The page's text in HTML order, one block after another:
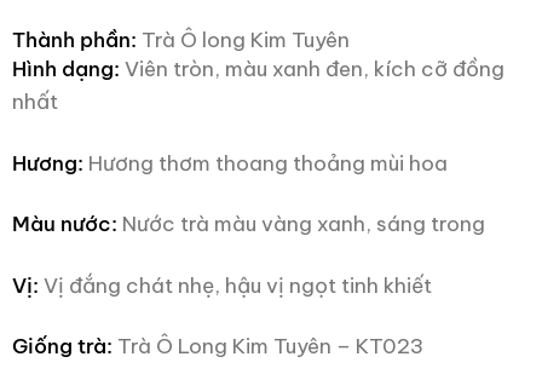
Thành phần: Trà Ô long Kim Tuyên
Hình dạng: Viên tròn, màu xanh đen, kích cỡ đồng
nhất
Hương: Hương thơm thoang thoảng mùi hoa
Màu nước: Nước trà màu vàng xanh, sáng trong
Vị: Vị đắng chát nhẹ, hậu vị ngọt tinh khiết
Giống trà: Trà Ô Long Kim Tuyên – KT023